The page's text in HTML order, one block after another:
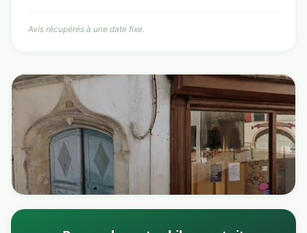
Avis récupérés à une date fixe.